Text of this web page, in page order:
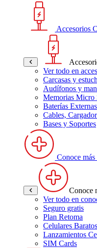
Accesorios
Ver todo en
Carcasas y
Audífonos y
Memorias Micro
Baterías
Cables,
Bases y Soportes
Conoce más
Conoce
Ver todo en
Seguro gratis
Plan Retoma
Celulares Baratos
Lanzamientos
SIM Cards